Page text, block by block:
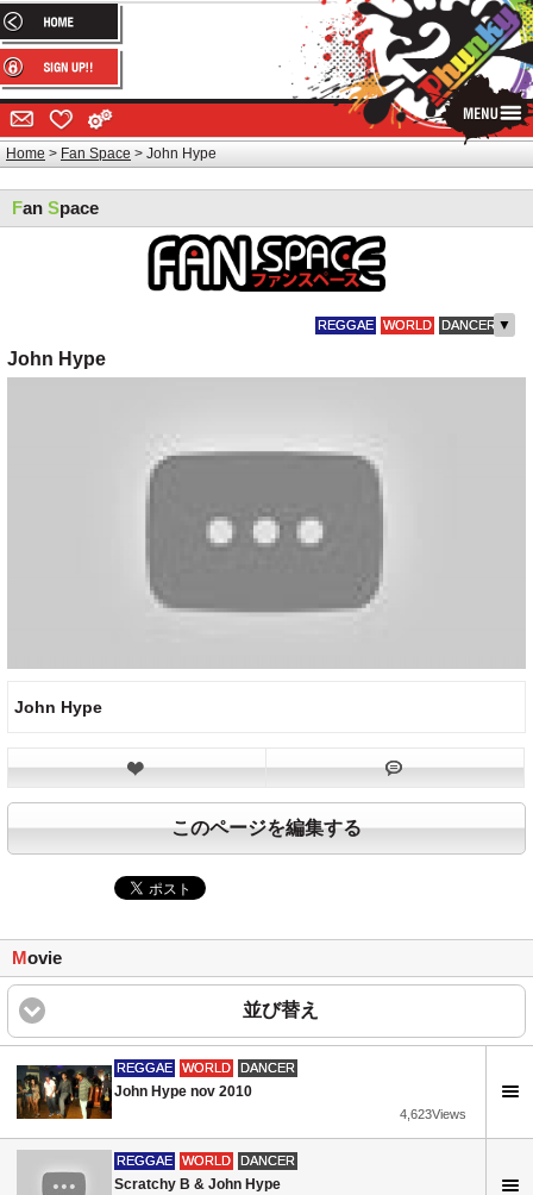
Home Fan Space John Hype
Fan Space
REGGAE WORLD DANCER ▼
John Hype
John Hype
このページを編集する
Movie
並び替え
REGGAE WORLD DANCER
John Hype nov 2010
4,623Views
REGGAE WORLD DANCER
Scratchy B & John Hype